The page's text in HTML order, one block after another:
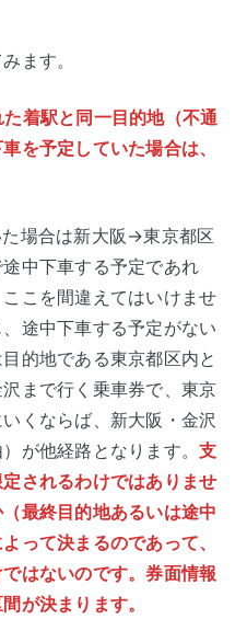
ます。
着駅と同一目的地（不通
を予定していた場合は、
場合は新大阪→東京都区
中下車する予定であれ
こを間違えてはいけませ
途中下車する予定がない
的地である東京都区内と
まで行く乗車券で、東京
くならば、新大阪・金沢
が他経路となります。 支
されるわけではありませ
最終目的地あるいは途中
って決まるのであって、
はないのです。券面情報
が決まります。